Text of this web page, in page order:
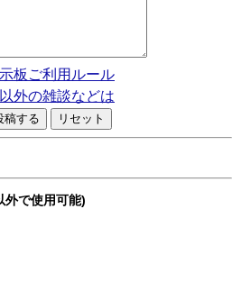
板ご利用ルール
外の雑談などは
外で使用可能)